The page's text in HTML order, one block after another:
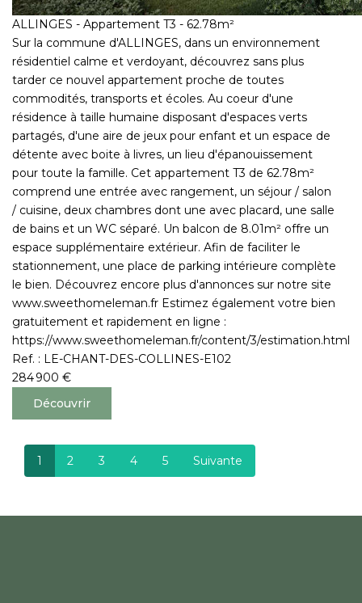
ALLINGES - Appartement T3 - 62.78m²
Sur la commune d'ALLINGES, dans un environnement
résidentiel calme et verdoyant, découvrez sans plus
tarder ce nouvel appartement proche de toutes
commodités, transports et écoles. Au coeur d'une
résidence à taille humaine disposant d'espaces verts
partagés, d'une aire de jeux pour enfant et un espace de
détente avec boite à livres, un lieu d'épanouissement
pour toute la famille. Cet appartement T3 de 62.78m²
comprend une entrée avec rangement, un séjour / salon
/ cuisine, deux chambres dont une avec placard, une salle
de bains et un WC séparé. Un balcon de 8.01m² offre un
espace supplémentaire extérieur. Afin de faciliter le
stationnement, une place de parking intérieure complète
le bien. Découvrez encore plus d'annonces sur notre site
www.sweethomeleman.fr Estimez également votre bien
gratuitement et rapidement en ligne :
https://www.sweethomeleman.fr/content/3/estimation.html
Ref. : LE-CHANT-DES-COLLINES-E102
284 900 €
Découvrir
1 2 3 4 5 Suivante